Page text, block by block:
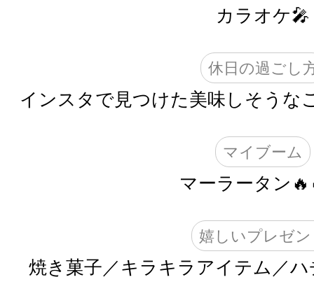
カラオケ🎤
休日の過ごし
インスタで見つけた美味しそうな
マイブーム
マーラータン
嬉しいプレゼ
焼き菓子／キラキラアイテム／